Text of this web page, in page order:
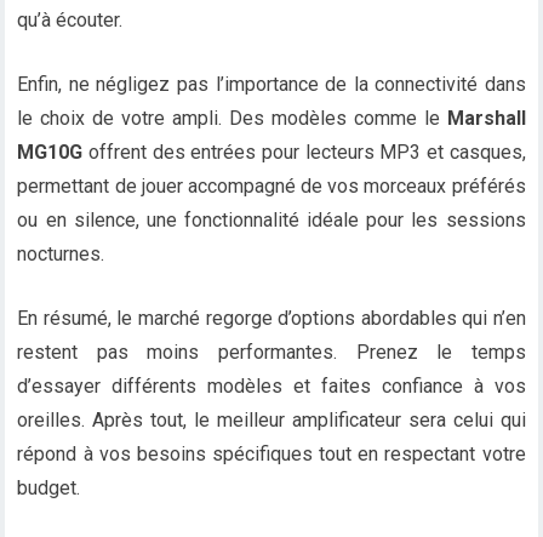
qu’à écouter.
Enfin, ne négligez pas l’importance de la connectivité dans
le choix de votre ampli. Des modèles comme le Marshall
MG10G offrent des entrées pour lecteurs MP3 et casques,
permettant de jouer accompagné de vos morceaux préférés
ou en silence, une fonctionnalité idéale pour les sessions
nocturnes.
En résumé, le marché regorge d’options abordables qui n’en
restent pas moins performantes. Prenez le temps
d’essayer différents modèles et faites confiance à vos
oreilles. Après tout, le meilleur amplificateur sera celui qui
répond à vos besoins spécifiques tout en respectant votre
budget.